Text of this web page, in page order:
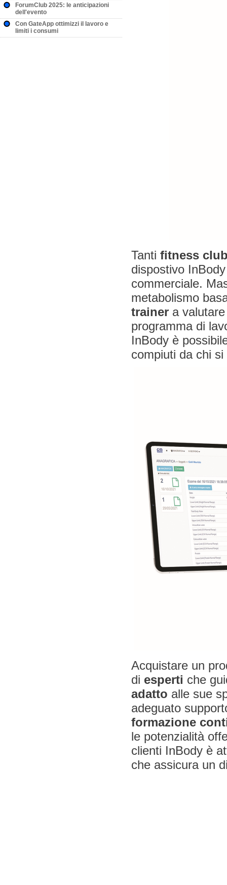
ForumClub 2025: le anticipazioni
dell'evento
Con GateApp ottimizzi il lavoro e
limiti i consumi
Tanti fitness
dispostivo
commerciale.
metabolismo
trainer a
programma di
InBody è
compiuti da chi
Acquistare un
di esperti che
adatto alle sue
adeguato
formazione
le potenzialità
clienti InBody è
che assicura un